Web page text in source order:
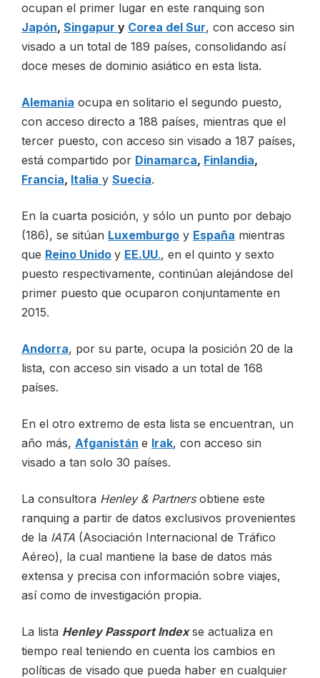
ocupan el primer lugar en este ranquing son
Japón, Singapur y Corea del Sur, con acceso sin
visado a un total de 189 países, consolidando así
doce meses de dominio asiático en esta lista.
Alemania ocupa en solitario el segundo puesto,
con acceso directo a 188 países, mientras que el
tercer puesto, con acceso sin visado a 187 países,
está compartido por Dinamarca, Finlandia,
Francia, Italia y Suecia.
En la cuarta posición, y sólo un punto por debajo
(186), se sitúan Luxemburgo y España mientras
que Reino Unido y EE.UU., en el quinto y sexto
puesto respectivamente, continúan alejándose del
primer puesto que ocuparon conjuntamente en
2015.
Andorra, por su parte, ocupa la posición 20 de la
lista, con acceso sin visado a un total de 168
países.
En el otro extremo de esta lista se encuentran, un
año más, Afganistán e Irak, con acceso sin
visado a tan solo 30 países.
La consultora Henley & Partnersobtiene este
ranquing a partir de datos exclusivos provenientes
de la IATA (Asociación Internacional de Tráfico
Aéreo), la cual mantiene la base de datos más
extensa y precisa con información sobre viajes,
así como de investigación propia.
La lista Henley Passport Indexse actualiza en
tiempo real teniendo en cuenta los cambios en
políticas de visado que pueda haber en cualquier